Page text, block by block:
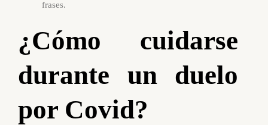
frases.
¿Cómo cuidarse
durante un duelo
por Covid?